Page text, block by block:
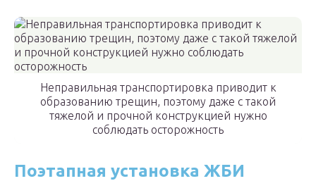
Неправильная транспортировка приводит к
образованию трещин, поэтому даже с такой
тяжелой и прочной конструкцией нужно
соблюдать осторожность
Поэтапная установка ЖБИ